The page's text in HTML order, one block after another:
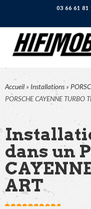
03 66 61 81
Accueil » Installations »
PORSCHE CAYENNE TURBO
dans un
ART